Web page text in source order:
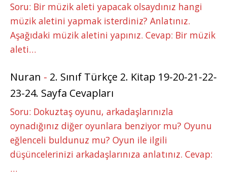
Soru: Bir müzik aleti yapacak olsaydınız hangi
müzik aletini yapmak isterdiniz? Anlatınız.
Aşağıdaki müzik aletini yapınız. Cevap: Bir müzik
aleti…
Nuran - 2. Sınıf Türkçe 2. Kitap 19-20-21-22-
23-24. Sayfa Cevapları
Soru: Dokuztaş oyunu, arkadaşlarınızla
oynadığınız diğer oyunlara benziyor mu? Oyunu
eğlenceli buldunuz mu? Oyun ile ilgili
düşüncelerinizi arkadaşlarınıza anlatınız. Cevap:
…